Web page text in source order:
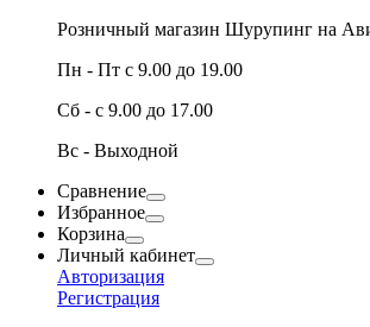
Розничный магазин Шурупинг на
Пн - Пт с 9.00 до 19.00
Сб - с 9.00 до 17.00
Вс - Выходной
Сравнение
Избранное
Корзина
Личный кабинет
Авторизация
Регистрация